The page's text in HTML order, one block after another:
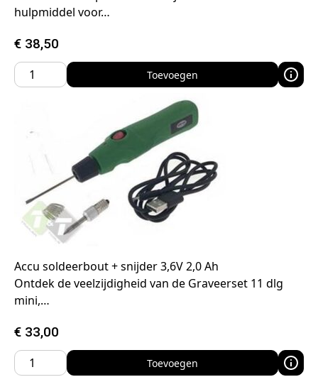
hulpmiddel voor…
€ 38,50
Toevoegen
Accu soldeerbout + snijder 3,6V 2,0 Ah
Ontdek de veelzijdigheid van de Graveerset 11 dlg
mini,…
€ 33,00
Toevoegen